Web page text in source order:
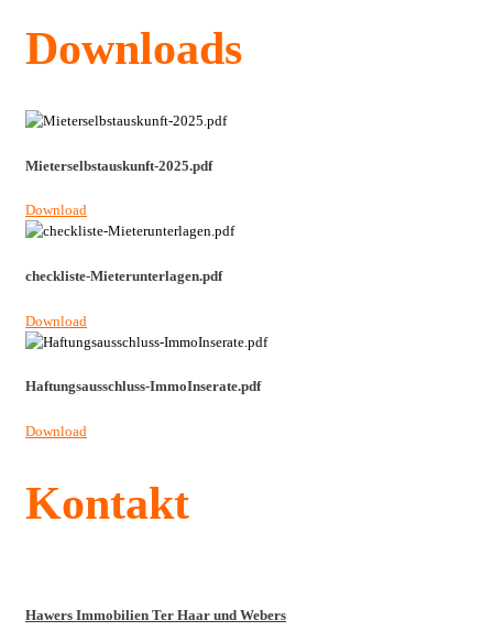
Downloads
Mieterselbstauskunft-2025.pdf
Download
checkliste-Mieterunterlagen.pdf
Download
Haftungsausschluss-ImmoInserate.pdf
Download
Kontakt
Hawers Immobilien Ter Haar und Webers